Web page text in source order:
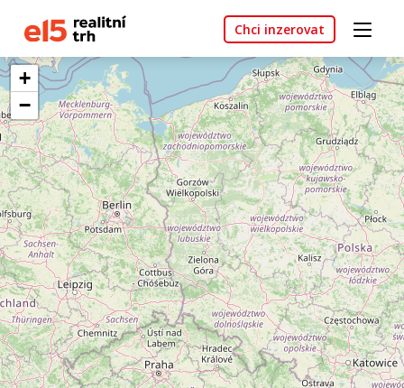
Chci inzerovat
+
−